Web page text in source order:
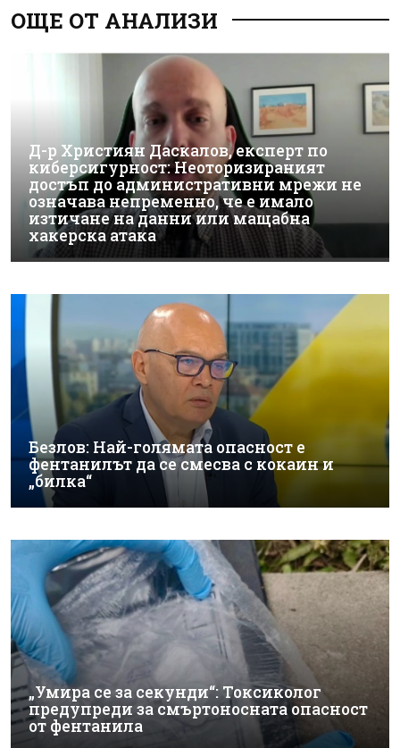
ОЩЕ ОТ АНАЛИЗИ
Д-р Християн Даскалов, експерт по
киберсигурност: Неоторизираният
достъп до административни мрежи не
означава непременно, че е имало
изтичане на данни или мащабна
хакерска атака
Безлов: Най-голямата опасност е
фентанилът да се смесва с кокаин и
„билка“
„Умира се за секунди“: Токсиколог
предупреди за смъртоносната опасност
от фентанила